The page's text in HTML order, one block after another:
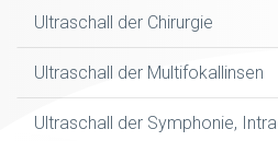
Ultraschall der Chirurgie
Ultraschall der Multifokallinsen
Ultraschall der Symphonie,